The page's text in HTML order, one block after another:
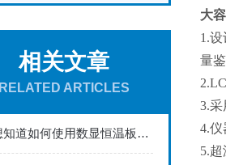
相关文章
RELATED ARTICLES
想知道如何使用数显恒温板？看完这些就行了
大
1.
量
3.
4.仪
5.